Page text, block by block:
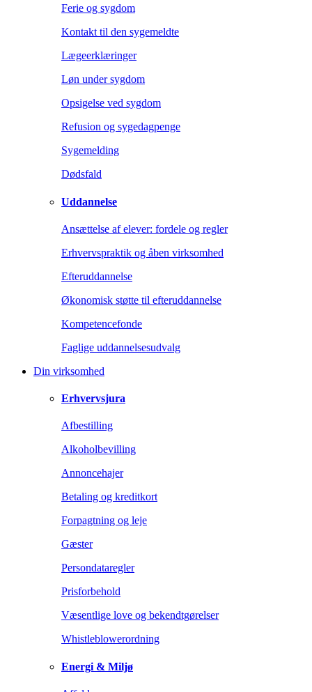
Ferie og sygdom
Kontakt til den sygemeldte
Lægeerklæringer
Løn under sygdom
Opsigelse ved sygdom
Refusion og sygedagpenge
Sygemelding
Dødsfald
Uddannelse
Ansættelse af elever: fordele og regler
Erhvervspraktik og åben virksomhed
Efteruddannelse
Økonomisk støtte til efteruddannelse
Kompetencefonde
Faglige uddannelsesudvalg
Din virksomhed
Erhvervsjura
Afbestilling
Alkoholbevilling
Annoncehajer
Betaling og kreditkort
Forpagtning og leje
Gæster
Persondataregler
Prisforbehold
Væsentlige love og bekendtgørelser
Whistleblowerordning
Energi & Miljø